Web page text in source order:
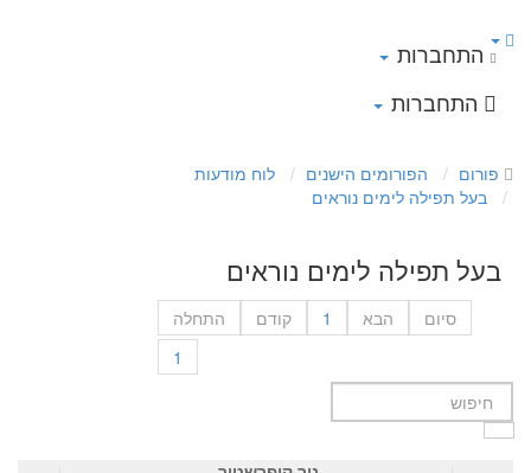
התחברות
התחברות
פורום הפורומים הישנים
לוח מודעות
בעל תפילה לימים נוראים
בעל תפילה לימים נוראים
התחלה קודם 1 הבא
סיום
1